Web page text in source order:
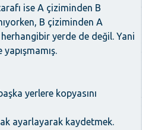
ise A çiziminden B
B çiziminden A
yerde de değil. Yani
yerlere kopyasını
ayarlayarak kaydetmek.